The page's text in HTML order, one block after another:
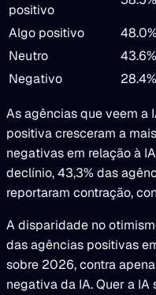
positivo
Algo positivo
48.0%
Neutro
43.6%
Negativo
28.4%
As agências que veem a
positiva cresceram a
negativas em relação à
declínio, 43,3% das
reportaram contração,
A disparidade no
das agências positivas
sobre 2026, contra
negativa da IA. Quer a